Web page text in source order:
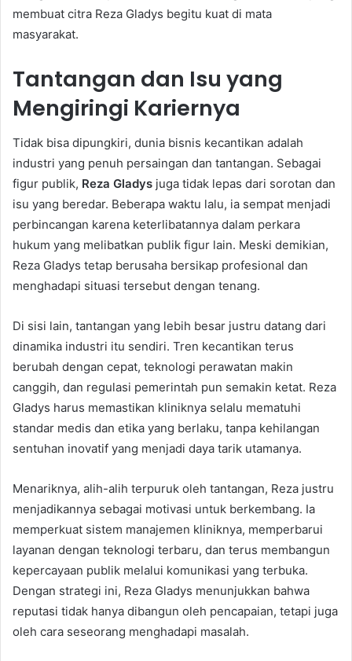
membuat citra Reza Gladys begitu kuat di mata
masyarakat.
Tantangan dan Isu yang
Mengiringi Kariernya
Tidak bisa dipungkiri, dunia bisnis kecantikan adalah
industri yang penuh persaingan dan tantangan. Sebagai
figur publik, Reza Gladys juga tidak lepas dari sorotan dan
isu yang beredar. Beberapa waktu lalu, ia sempat menjadi
perbincangan karena keterlibatannya dalam perkara
hukum yang melibatkan publik figur lain. Meski demikian,
Reza Gladys tetap berusaha bersikap profesional dan
menghadapi situasi tersebut dengan tenang.
Di sisi lain, tantangan yang lebih besar justru datang dari
dinamika industri itu sendiri. Tren kecantikan terus
berubah dengan cepat, teknologi perawatan makin
canggih, dan regulasi pemerintah pun semakin ketat. Reza
Gladys harus memastikan kliniknya selalu mematuhi
standar medis dan etika yang berlaku, tanpa kehilangan
sentuhan inovatif yang menjadi daya tarik utamanya.
Menariknya, alih-alih terpuruk oleh tantangan, Reza justru
menjadikannya sebagai motivasi untuk berkembang. Ia
memperkuat sistem manajemen kliniknya, memperbarui
layanan dengan teknologi terbaru, dan terus membangun
kepercayaan publik melalui komunikasi yang terbuka.
Dengan strategi ini, Reza Gladys menunjukkan bahwa
reputasi tidak hanya dibangun oleh pencapaian, tetapi juga
oleh cara seseorang menghadapi masalah.